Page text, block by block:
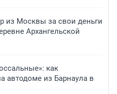
из Москвы за свои деньги
Архангельской
как
автодоме из Барнаула в